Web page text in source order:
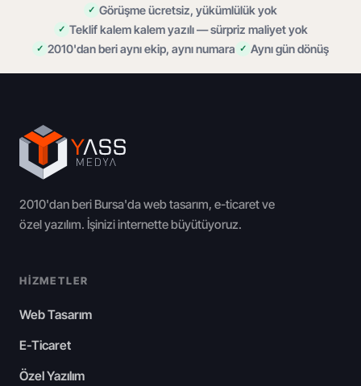
Görüşme ücretsiz, yükümlülük yok
Teklif kalem kalem yazılı — sürpriz maliyet yok
2010'dan beri aynı ekip, aynı numara
Aynı gün dönüş
2010'dan beri Bursa'da web tasarım, e-ticaret ve
özel yazılım. İşinizi internette büyütüyoruz.
HIZMETLER
Web Tasarım
E-Ticaret
Özel Yazılım